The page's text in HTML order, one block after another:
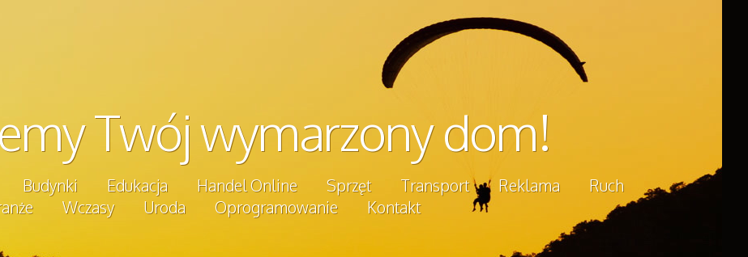
Twój wymarzony dom!
Budynki Edukacja Handel Online Sprzęt Transport Reklama
Ruch
Wczasy Uroda Oprogramowanie Kontakt